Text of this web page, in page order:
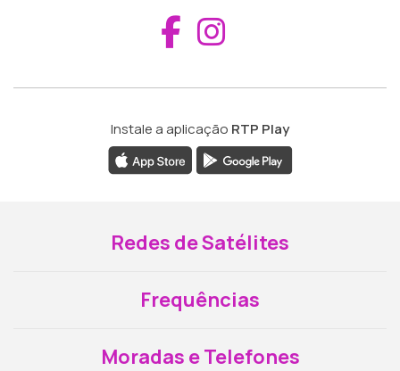
Aceder ao
Instale a aplicação RTP Play
Redes de Satélites
Frequências
Moradas e Telefones